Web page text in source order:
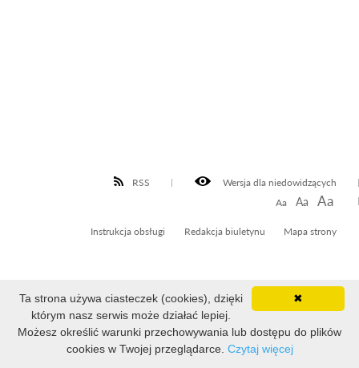
Wersja dla niedowidzących
RSS
Aa Aa Aa
Instrukcja obsługi Redakcja biuletynu Mapa strony
Liczba odsłon: 6343
Ostatnia aktualizacja Biuletynu: 2026-04-30 10:08:49
Projekt i realizacja: WOKISS
✖
Ta strona używa ciasteczek (cookies), dzięki
którym nasz serwis może działać lepiej.
Możesz określić warunki przechowywania lub dostępu do plików
cookies w Twojej przeglądarce. Czytaj więcej